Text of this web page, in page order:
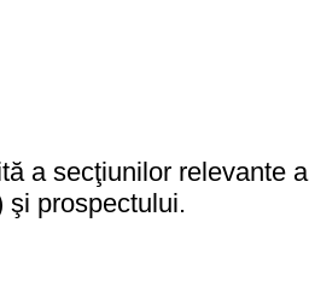
a secţiunilor relevante
şi prospectului.